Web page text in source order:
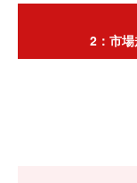
2：市